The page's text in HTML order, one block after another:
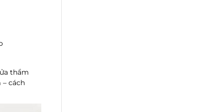
thẩm
– cách